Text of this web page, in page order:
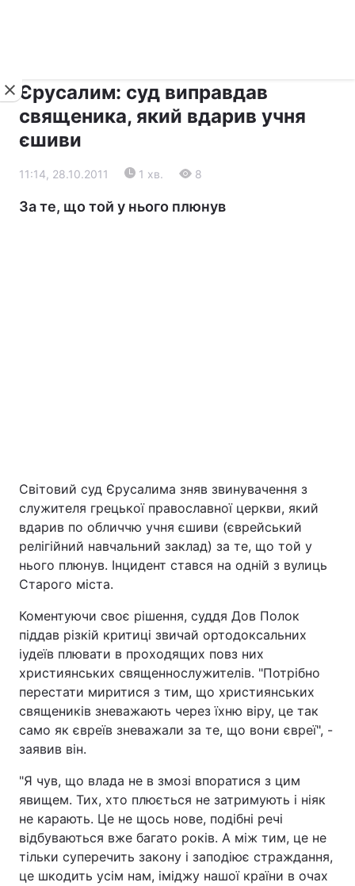
Головна
Україна Політика
Екологія
РЕГІОНИ
Київ
Дніпро Харків
Одеса
Спорт Наука
Єрусалим: суд виправдав
священика, який вдарив учня
єшиви
11:14, 28.10.2011 1 хв. 8
За те, що той у нього плюнув
Світовий суд Єрусалима зняв звинувачення з
служителя грецької православної церкви, який
вдарив по обличчю учня єшиви (єврейський
релігійний навчальний заклад) за те, що той у
нього плюнув. Інцидент стався на одній з вулиць
Старого міста.
Коментуючи своє рішення, суддя Дов Полок
піддав різкій критиці звичай ортодоксальних
іудеїв плювати в проходящих повз них
християнських священнослужителів. "Потрібно
перестати миритися з тим, що християнських
священиків зневажають через їхню віру, це так
само як євреїв зневажали за те, що вони євреї", -
заявив він.
"Я чув, що влада не в змозі впоратися з цим
явищем. Тих, хто плюється не затримують і ніяк
не карають. Це не щось нове, подібні речі
відбуваються вже багато років. А між тим, це не
тільки суперечить закону і заподіює страждання,
це шкодить усім нам, іміджу нашої країни в очах